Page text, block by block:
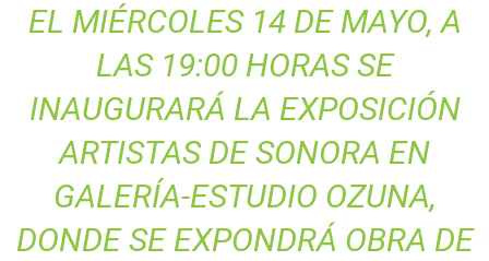
EL MIÉRCOLES 14 DE MAYO, A
LAS 19:00 HORAS SE
INAUGURARÁ LA EXPOSICIÓN
ARTISTAS DE SONORA EN
GALERÍA-ESTUDIO OZUNA,
DONDE SE EXPONDRÁ OBRA DE